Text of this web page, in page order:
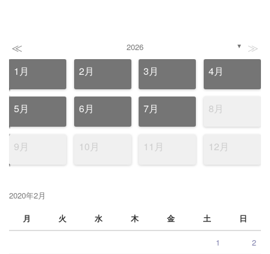
≪ 2026 ▼ ≫
1月 2月 3月 4月
5月 6月 7月 8月
9月 10月 11月 12月
2020年2月
月
火 水 木 金 土 日
1 2